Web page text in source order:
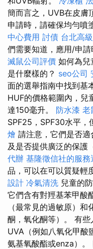
簡而言之，UVB在皮膚
申請時，請確保均勻噴
中心費用 討債 台北高
們需要知道，應用/申請
滅鼠公司評價 如何為兒
是什麼樣的？ seo公司
面的選舉指南中找到基
HUF的價格範圍內，兒
達150毫升。 防水漆 老
SPF25，SPF30水平，
燴 請注意，它們是否
及是否提供廣泛的保護
代辦 基隆徵信社的服務
品，可以在可以質疑輕
設計 冷氣清洗 兒童的
它們含有對羥基苯甲酸
（最常見的過敏原）
酮，氧化酮等）。 有
UVA（例如八氧化甲酸
氨基氧酸酯或enza）